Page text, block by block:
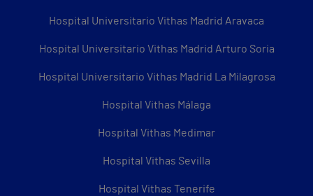
Hospital Universitario Vithas Madrid Aravaca
Hospital Universitario Vithas Madrid Arturo Soria
Hospital Universitario Vithas Madrid La Milagrosa
Hospital Vithas Málaga
Hospital Vithas Medimar
Hospital Vithas Sevilla
Hospital Vithas Tenerife